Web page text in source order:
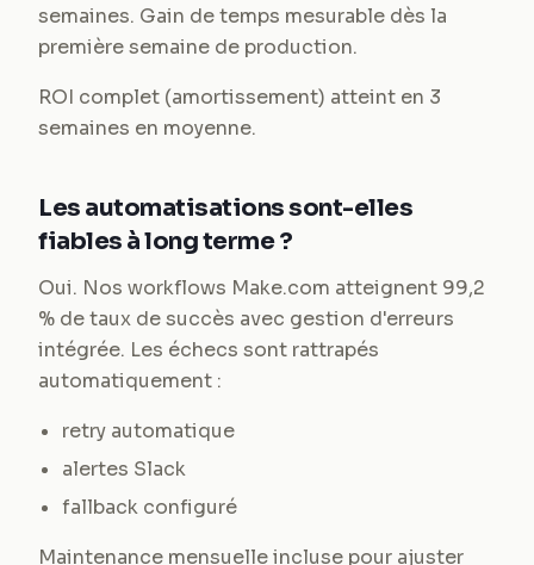
semaines. Gain de temps mesurable dès la
première semaine de production.
ROI complet (amortissement) atteint en 3
semaines en moyenne.
Les automatisations sont-elles
fiables à long terme ?
Oui. Nos workflows Make.com atteignent 99,2
% de taux de succès avec gestion d'erreurs
intégrée. Les échecs sont rattrapés
automatiquement :
retry automatique
alertes Slack
fallback configuré
Maintenance mensuelle incluse pour ajuster